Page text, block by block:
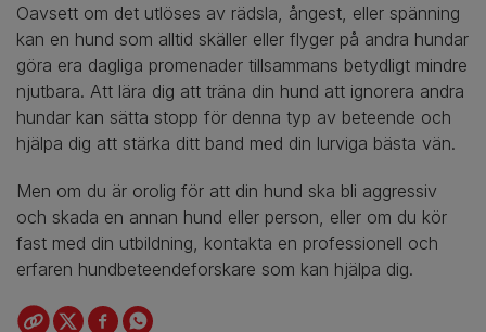
Oavsett om det utlöses av rädsla, ångest, eller spänning
kan en hund som alltid skäller eller flyger på andra hundar
göra era dagliga promenader tillsammans betydligt mindre
njutbara. Att lära dig att träna din hund att ignorera andra
hundar kan sätta stopp för denna typ av beteende och
hjälpa dig att stärka ditt band med din lurviga bästa vän.
Men om du är orolig för att din hund ska bli aggressiv
och skada en annan hund eller person, eller om du kör
fast med din utbildning, kontakta en professionell och
erfaren hundbeteendeforskare som kan hjälpa dig.